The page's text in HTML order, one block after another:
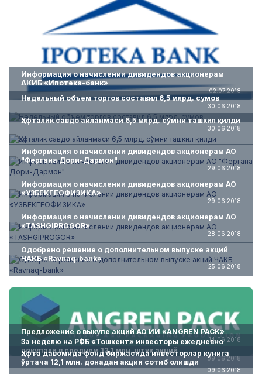
Информация о начислении дивидендов акционерам
АКИБ «Ипотека-банк»
02.07.2018
Недельный объем торгов составил 6,5 млрд. сумов
30.06.2018
Ҳафталик савдо айланмаси 6,5 млрд. сўмни ташкил қилди
30.06.2018
Информация о начислении дивидендов акционерам АО
"Фергана Дори-Дармон"
29.06.2018
Информация о начислении дивидендов акционерам АО
«УЗБЕКГЕОФИЗИКА»
29.06.2018
Информация о начислении дивидендов акционерам АО
«TASHGIPROGOR»
28.06.2018
Одобрено решение о дополнительном выпуске акций
ЧАКБ «Ravnaq-bank»
25.06.2018
Предложение о выкупе акций АО ИИ «ANGREN PACK»
14.06.2018
За неделю на РФБ «Тошкент» инвесторы ежедневно
покупали в среднем 12,1 млн. штук акций
09.06.2018
Ҳафта давомида фонд биржасида инвесторлар кунига
ўртача 12,1 млн. донадан акция сотиб олишди
09.06.2018